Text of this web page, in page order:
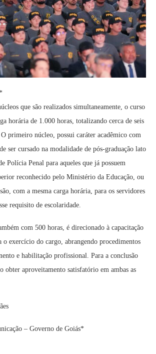
que são realizados simultaneamente, o curso
horária de 1.000 horas, totalizando cerca de seis
O primeiro núcleo, possui caráter acadêmico com
ser cursado na modalidade de pós-graduação lato
Polícia Penal para aqueles que já possuem
reconhecido pelo Ministério da Educação, ou
com a mesma carga horária, para os servidores
requisito de escolaridade.
com 500 horas, é direcionado à capacitação
o exercício do cargo, abrangendo procedimentos
e habilitação profissional. Para a conclusão
obter aproveitamento satisfatório em ambas as
– Governo de Goiás*